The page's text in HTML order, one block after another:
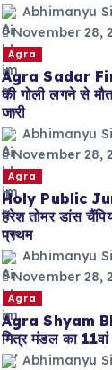
Abhimanyu
November 28,
Agra
Agra Sadar
की गोली लगने से
जारी
Abhimanyu
November 28,
Agra
Holy Public
हरेश तोमर डांस
प्रथम
Abhimanyu
November 28,
Agra
Agra Shyam
मित्र मंडल का 11वां
Abhimanyu